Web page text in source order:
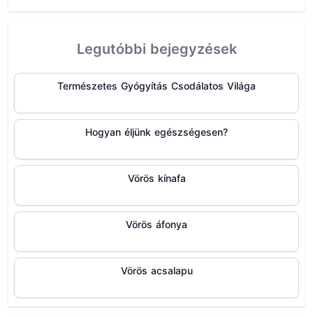
Legutóbbi bejegyzések
Természetes Gyógyítás Csodálatos Világa
Hogyan éljünk egészségesen?
Vörös kínafa
Vörös áfonya
Vörös acsalapu